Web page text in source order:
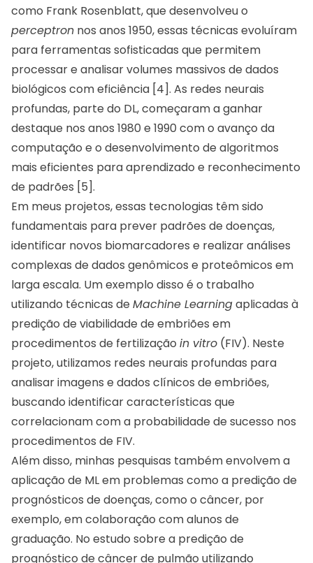
como Frank Rosenblatt, que desenvolveu o
perceptron nos anos 1950, essas técnicas evoluíram
para ferramentas sofisticadas que permitem
processar e analisar volumes massivos de dados
biológicos com eficiência [4]. As redes neurais
profundas, parte do DL, começaram a ganhar
destaque nos anos 1980 e 1990 com o avanço da
computação e o desenvolvimento de algoritmos
mais eficientes para aprendizado e reconhecimento
de padrões [5].
Em meus projetos, essas tecnologias têm sido
fundamentais para prever padrões de doenças,
identificar novos biomarcadores e realizar análises
complexas de dados genômicos e proteômicos em
larga escala. Um exemplo disso é o trabalho
utilizando técnicas de Machine Learningaplicadas à
predição de viabilidade de embriões em
procedimentos de fertilização in vitro (FIV). Neste
projeto, utilizamos redes neurais profundas para
analisar imagens e dados clínicos de embriões,
buscando identificar características que
correlacionam com a probabilidade de sucesso nos
procedimentos de FIV.
Além disso, minhas pesquisas também envolvem a
aplicação de ML em problemas como a predição de
prognósticos de doenças, como o câncer, por
exemplo, em colaboração com alunos de
graduação. No estudo sobre a predição de
prognóstico de câncer de pulmão utilizando